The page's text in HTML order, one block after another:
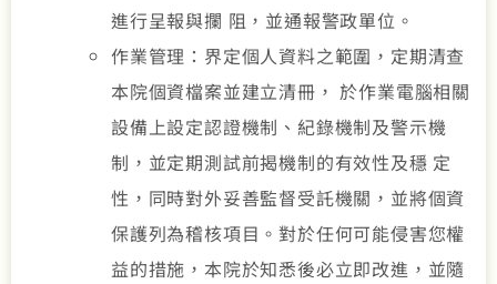
進行呈報與攔 阻，並通報警政單位。
作業管理：界定個人資料之範圍，定期清查
本院個資檔案並建立清冊， 於作業電腦相關
設備上設定認證機制、紀錄機制及警示機
制，並定期測試前揭機制的有效性及穩 定
性，同時對外妥善監督受託機關，並將個資
保護列為稽核項目。對於任何可能侵害您權
益的措施，本院於知悉後必立即改進，並隨